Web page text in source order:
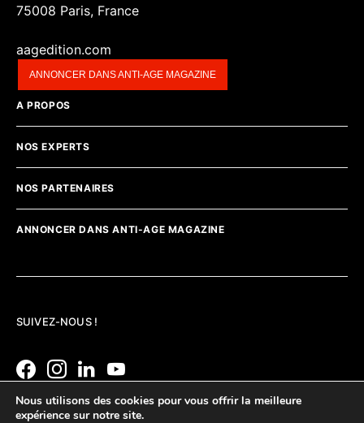
75008 Paris, France
aagedition.com
ANNONCER DANS ANTI-AGE MAGAZINE
A PROPOS
NOS EXPERTS
NOS PARTENAIRES
ANNONCER DANS ANTI-AGE MAGAZINE
SUIVEZ-NOUS !
Nous utilisons des cookies pour vous offrir la meilleure
expérience sur notre site.